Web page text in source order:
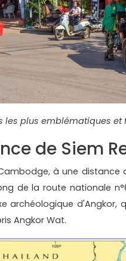
les plus emblématiques
de Siem
à une distance
de la route nationale
archéologique d'Angkor,
Angkor Wat.